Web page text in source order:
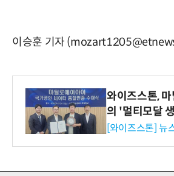
이승훈 기자
와이즈스톤, 마
의 '멀티모달
이터'에 DQ인
[와이즈스톤] 뉴